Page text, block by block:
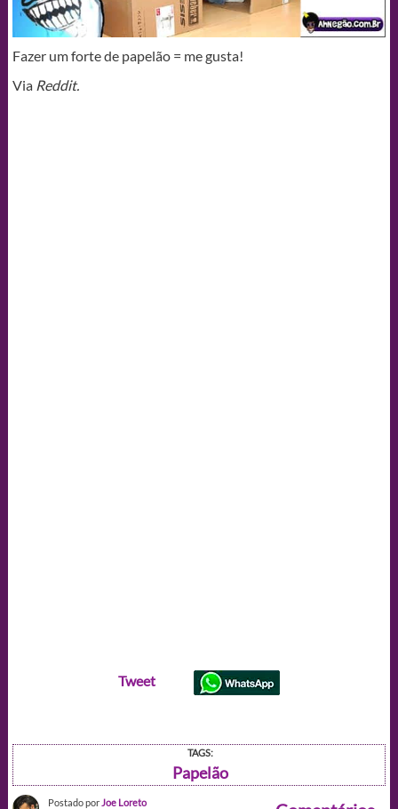
Fazer um forte de papelão = me gusta!
Via Reddit.
Tweet
TAGS:
Papelão
Postado por Joe Loreto